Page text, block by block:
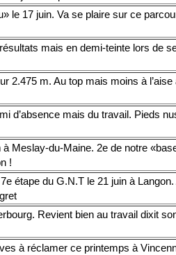
le 17 juin. Va se plaire sur ce
mais en demi-teinte lors de
2.475 m. Au top mais moins à l’aise
d’absence mais du travail. Pieds
Meslay-du-Maine. 2e de notre
!
étape du G.N.T le 21 juin à
Revient bien au travail dixit
à réclamer ce printemps à